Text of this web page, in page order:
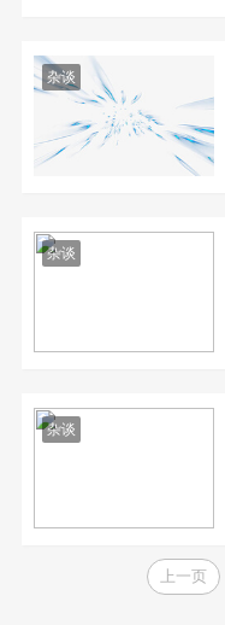
杂谈
杂谈
杂谈
上一页